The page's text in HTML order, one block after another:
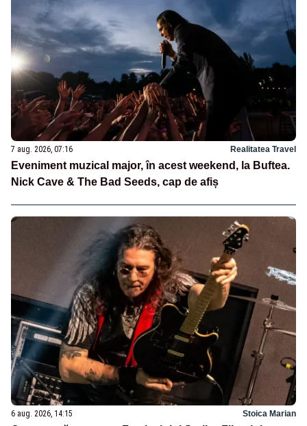
7 aug. 2026, 07:16 Realitatea Travel
Eveniment muzical major, în acest weekend, la Buftea.
Nick Cave & The Bad Seeds, cap de afiș
6 aug. 2026, 14:15 Stoica Marian